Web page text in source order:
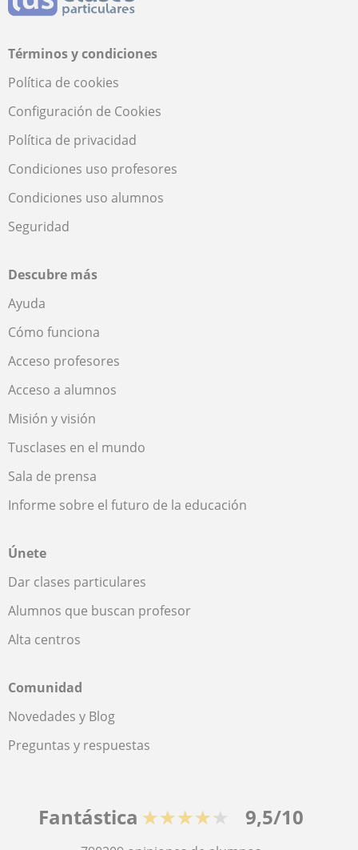
Términos y condiciones
Política de cookies
Configuración de Cookies
Política de privacidad
Condiciones uso profesores
Condiciones uso alumnos
Seguridad
Descubre más
Ayuda
Cómo funciona
Acceso profesores
Acceso a alumnos
Misión y visión
Tusclases en el mundo
Sala de prensa
Informe sobre el futuro de la educación
Únete
Dar clases particulares
Alumnos que buscan profesor
Alta centros
Comunidad
Novedades y Blog
Preguntas y respuestas
Fantástica ★★★★★ 9,5/10